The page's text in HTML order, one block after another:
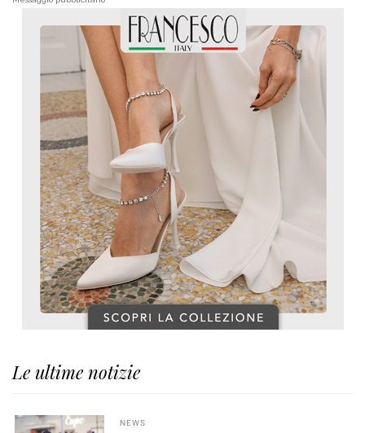
Le ultime notizie
NEWS